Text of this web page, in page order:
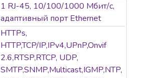
1 RJ-45, 10/100/1000 Мбит/с,
адаптивный порт Ethernet
HTTPs,
HTTP,TCP/IP,IPv4,UPnP,Onvif
2.6,RTSP,RTCP, UDP,
SMTP,SNMP,Multicast,IGMP,NTP,